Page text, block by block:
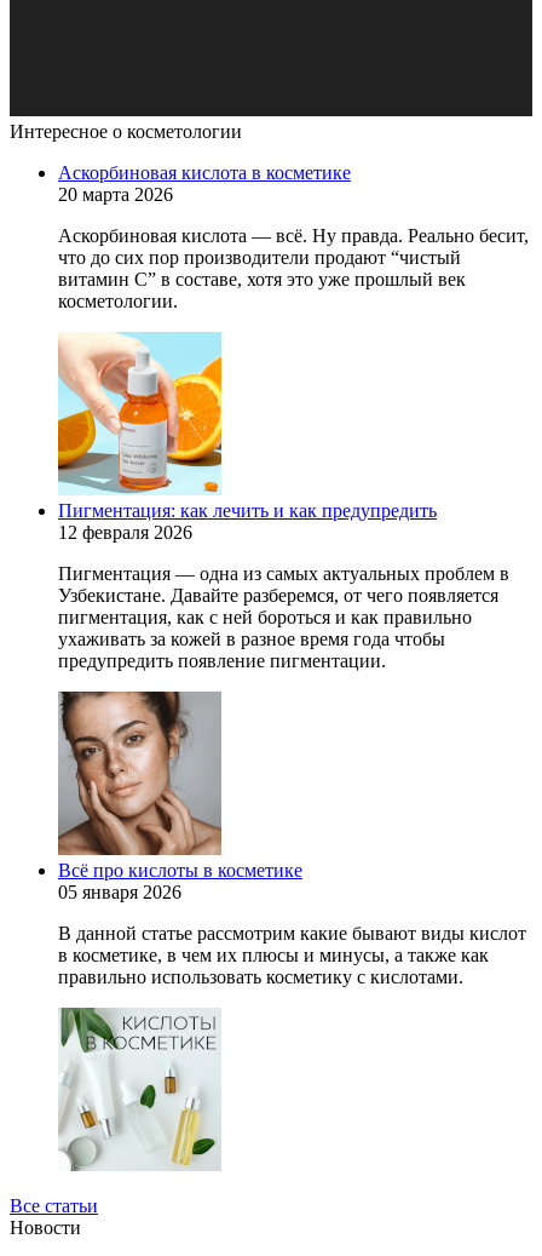
Интересное о косметологии
Аскорбиновая кислота в косметике
20 марта 2026
Аскорбиновая кислота — всё. Ну правда. Реально бесит,
что до сих пор производители продают “чистый
витамин С” в составе, хотя это уже прошлый век
косметологии.
Пигментация: как лечить и как предупредить
12 февраля 2026
Пигментация — одна из самых актуальных проблем в
Узбекистане. Давайте разберемся, от чего появляется
пигментация, как с ней бороться и как правильно
ухаживать за кожей в разное время года чтобы
предупредить появление пигментации.
Всё про кислоты в косметике
05 января 2026
В данной статье рассмотрим какие бывают виды кислот
в косметике, в чем их плюсы и минусы, а также как
правильно использовать косметику с кислотами.
Все статьи
Новости